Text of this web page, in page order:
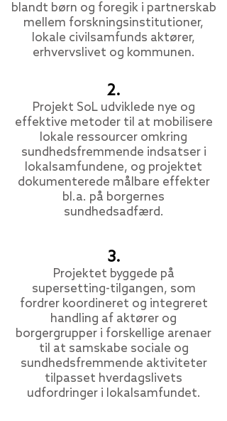
blandt børn og foregik i partnerskab
mellem forskningsinstitutioner,
lokale civilsamfunds aktører,
erhvervslivet og kommunen.
2.
Projekt SoL udviklede nye og
effektive metoder til at mobilisere
lokale ressourcer omkring
sundhedsfremmende indsatser i
lokalsamfundene, og projektet
dokumenterede målbare effekter
bl.a. på borgernes
sundhedsadfærd.
3.
Projektet byggede på
supersetting-tilgangen, som
fordrer koordineret og integreret
handling af aktører og
borgergrupper i forskellige arenaer
til at samskabe sociale og
sundhedsfremmende aktiviteter
tilpasset hverdagslivets
udfordringer i lokalsamfundet.